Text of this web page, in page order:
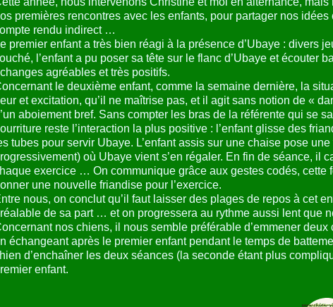
premières rencontres avec les enfants, pour partager nos
rendu indirect …
premier enfant a très bien réagi à la présence d’Ubaye : divers
l’enfant a pu poser sa tête sur le flanc d’Ubaye et écouter
agréables et très positifs.
le deuxième enfant, comme la semaine dernière, la
et excitation, qu’il ne maîtrise pas, et il agit sans notion de «
aboiement bref. Sans compter les bras de la référente qui se
reste l’interaction la plus positive : l’enfant glisse des
tubes pour servir Ubaye. L’enfant assis sur une chaise pose
où Ubaye vient s’en régaler. En fin de séance, il
exercice … On communique grâce aux gestes codés, cette
une nouvelle friandise pour l’exercice.
nous, on conclut qu’il faut laisser des plages de repos à cet
de sa part … et on progressera au rythme aussi lent que
nos chiens, il nous semble préférable d’emmener
échangeant après le premier enfant pendant le temps de
d’enchaîner les deux séances (la seconde étant plus
enfant.